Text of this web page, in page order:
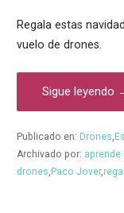
Regala estas
vuelo de drones.
Sigue leyendo
Publicado en: Drones,
Archivado por: aprende
drones, Paco Jover,